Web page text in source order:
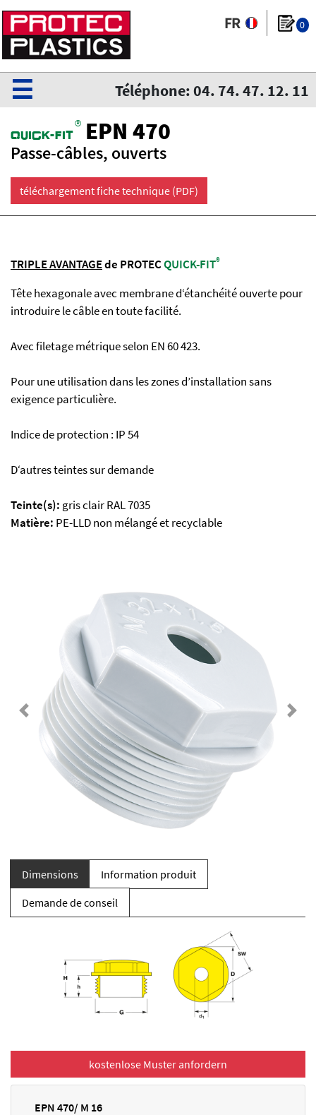
0
Téléphone: 04. 74. 47. 12. 11
☰
QuiCk-fit® EPN 470
Passe-câbles, ouverts
téléchargement fiche technique (PDF)
TRIPLE AVANTAGEde PROTECQUICK-FIT®
Tête hexagonale avec membrane d‘étanchéité ouverte pour
introduire le câble en toute facilité.
Avec filetage métrique selon EN 60 423.
Pour une utilisation dans les zones d’installation sans
exigence particulière.
Indice de protection : IP 54
D‘autres teintes sur demande
Teinte(s): gris clair RAL 7035
Matière: PE-LLD non mélangé et recyclable
Previous Next
Dimensions
Information produit
Demande de conseil
EPN 470/ M 16